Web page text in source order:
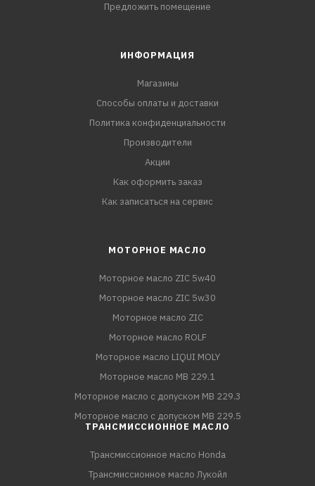
Предложить помещение
ИНФОРМАЦИЯ
Магазины
Способы оплаты и доставки
Политика конфиденциальности
Производители
Акции
Как оформить заказ
Как записаться на сервис
МОТОРНОЕ МАСЛО
Моторное масло ZIC 5w40
Моторное масло ZIC 5w30
Моторное масло ZIC
Моторное масло ROLF
Моторное масло LIQUI MOLY
Моторное масло MB 229.1
Моторное масло с допуском MB 229.3
Моторное масло с допуском MB 229.5
ТРАНСМИССИОННОЕ МАСЛО
Трансмиссионное масло Honda
Трансмиссионное масло Лукойл